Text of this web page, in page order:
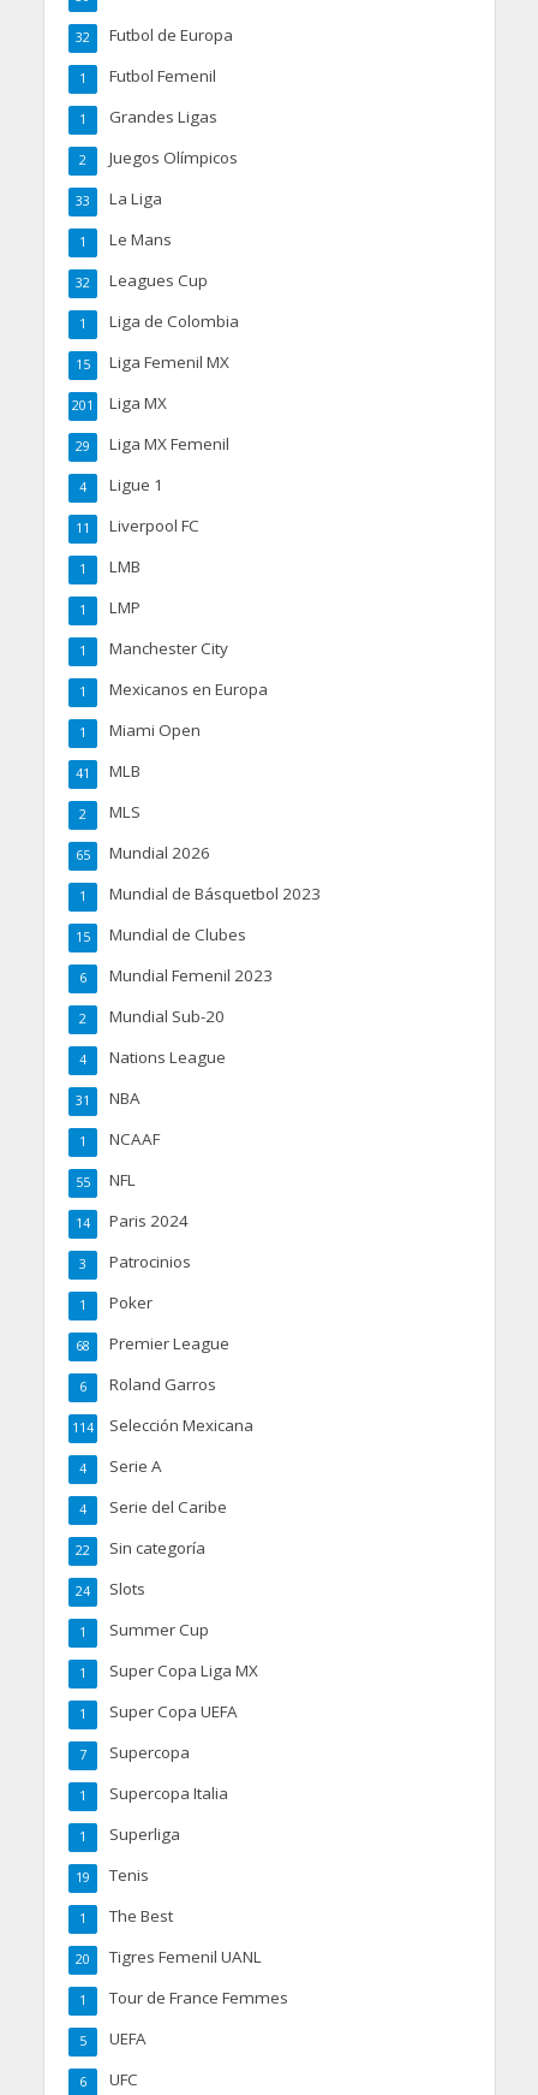
Futbol de Europa
32
Futbol Femenil
1
Grandes Ligas
1
Juegos Olímpicos
2
La Liga
33
Le Mans
1
Leagues Cup
32
Liga de Colombia
1
Liga Femenil MX
15
Liga MX
201
Liga MX Femenil
29
Ligue 1
4
Liverpool FC
11
LMB
1
LMP
1
Manchester City
1
Mexicanos en Europa
1
Miami Open
1
MLB
41
MLS
2
Mundial 2026
65
Mundial de Básquetbol 2023
1
Mundial de Clubes
15
Mundial Femenil 2023
6
Mundial Sub-20
2
Nations League
4
NBA
31
NCAAF
1
NFL
55
Paris 2024
14
Patrocinios
3
Poker
1
Premier League
68
Roland Garros
6
Selección Mexicana
114
Serie A
4
Serie del Caribe
4
Sin categoría
22
Slots
24
Summer Cup
1
Super Copa Liga MX
1
Super Copa UEFA
1
Supercopa
7
Supercopa Italia
1
Superliga
1
Tenis
19
The Best
1
Tigres Femenil UANL
20
Tour de France Femmes
1
UEFA
5
UFC
6